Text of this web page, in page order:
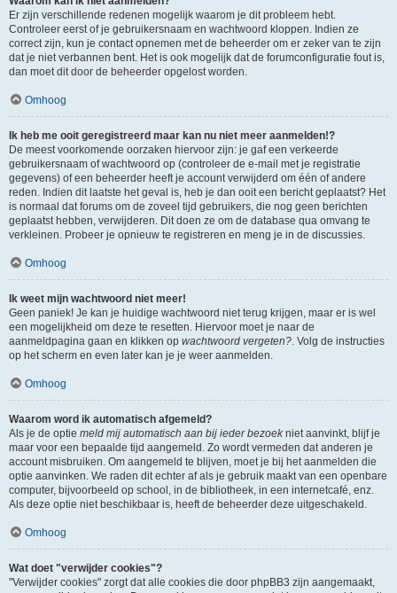
Er zijn verschillende redenen mogelijk waarom je dit probleem hebt.
Controleer eerst of je gebruikersnaam en wachtwoord kloppen. Indien ze
correct zijn, kun je contact opnemen met de beheerder om er zeker van te zijn
dat je niet verbannen bent. Het is ook mogelijk dat de forumconfiguratie fout is,
dan moet dit door de beheerder opgelost worden.
Omhoog
Ik heb me ooit geregistreerd maar kan nu niet meer aanmelden!?
De meest voorkomende oorzaken hiervoor zijn: je gaf een verkeerde
gebruikersnaam of wachtwoord op (controleer de e-mail met je registratie
gegevens) of een beheerder heeft je account verwijderd om één of andere
reden. Indien dit laatste het geval is, heb je dan ooit een bericht geplaatst? Het
is normaal dat forums om de zoveel tijd gebruikers, die nog geen berichten
geplaatst hebben, verwijderen. Dit doen ze om de database qua omvang te
verkleinen. Probeer je opnieuw te registreren en meng je in de discussies.
Omhoog
Ik weet mijn wachtwoord niet meer!
Geen paniek! Je kan je huidige wachtwoord niet terug krijgen, maar er is wel
een mogelijkheid om deze te resetten. Hiervoor moet je naar de
aanmeldpagina gaan en klikken op wachtwoord vergeten?. Volg de instructies
op het scherm en even later kan je je weer aanmelden.
Omhoog
Waarom word ik automatisch afgemeld?
Als je de optie meld mij automatisch aan bij ieder bezoekniet aanvinkt, blijf je
maar voor een bepaalde tijd aangemeld. Zo wordt vermeden dat anderen je
account misbruiken. Om aangemeld te blijven, moet je bij het aanmelden die
optie aanvinken. We raden dit echter af als je gebruik maakt van een openbare
computer, bijvoorbeeld op school, in de bibliotheek, in een internetcafé, enz.
Als deze optie niet beschikbaar is, heeft de beheerder deze uitgeschakeld.
Omhoog
Wat doet "verwijder cookies"?
"Verwijder cookies" zorgt dat alle cookies die door phpBB3 zijn aangemaakt,